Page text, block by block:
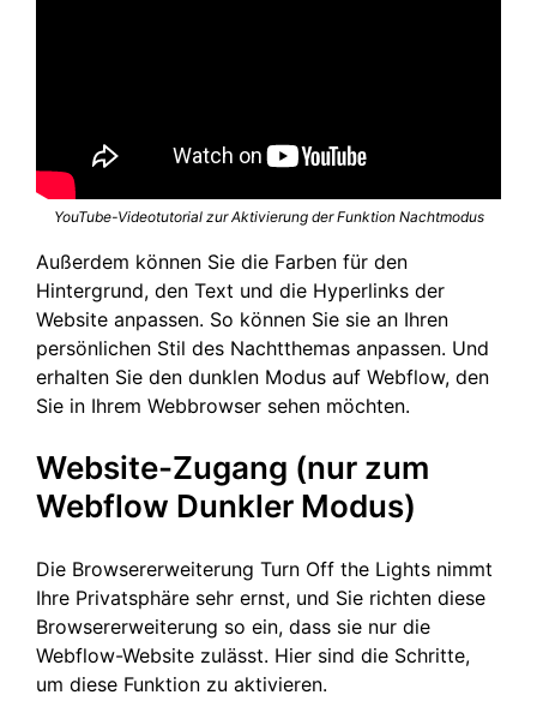
YouTube-Videotutorial zur Aktivierung der Funktion Nachtmodus
Außerdem können Sie die Farben für den
Hintergrund, den Text und die Hyperlinks der
Website anpassen. So können Sie sie an Ihren
persönlichen Stil des Nachtthemas anpassen. Und
erhalten Sie den dunklen Modus auf Webflow, den
Sie in Ihrem Webbrowser sehen möchten.
Website-Zugang (nur zum
Webflow Dunkler Modus)
Die Browsererweiterung Turn Off the Lights nimmt
Ihre Privatsphäre sehr ernst, und Sie richten diese
Browsererweiterung so ein, dass sie nur die
Webflow-Website zulässt. Hier sind die Schritte,
um diese Funktion zu aktivieren.